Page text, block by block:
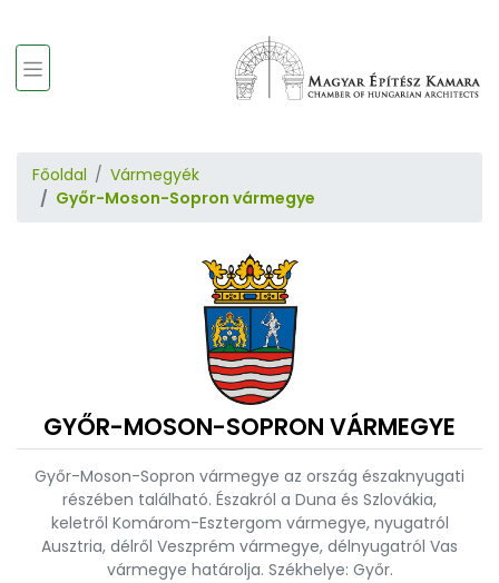
Főoldal
Vármegyék
Győr-Moson-Sopron vármegye
GYŐR-MOSON-SOPRON VÁRMEGYE
Győr-Moson-Sopron vármegye az ország északnyugati
részében található. Északról a Duna és Szlovákia,
keletről Komárom-Esztergom vármegye, nyugatról
Ausztria, délről Veszprém vármegye, délnyugatról Vas
vármegye határolja. Székhelye: Győr.